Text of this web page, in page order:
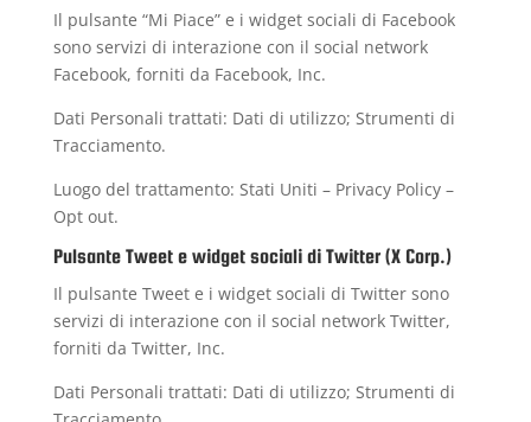
Il pulsante “Mi Piace” e i widget sociali di Facebook
sono servizi di interazione con il social network
Facebook, forniti da Facebook, Inc.
Dati Personali trattati: Dati di utilizzo; Strumenti di
Tracciamento.
Luogo del trattamento: Stati Uniti – Privacy Policy–
Opt out.
Pulsante Tweet e widget sociali di Twitter (X Corp.)
Il pulsante Tweet e i widget sociali di Twitter sono
servizi di interazione con il social network Twitter,
forniti da Twitter, Inc.
Dati Personali trattati: Dati di utilizzo; Strumenti di